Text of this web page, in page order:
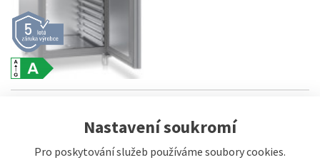
Nastavení soukromí
Pro poskytování služeb používáme soubory cookies.
LIEBHERR FFPSrh 6501
s chlazením s cirkulací